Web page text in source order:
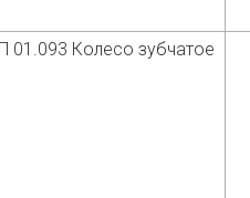
01.093 Колесо зубчатое